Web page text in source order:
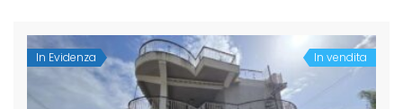
In Evidenza In vendita